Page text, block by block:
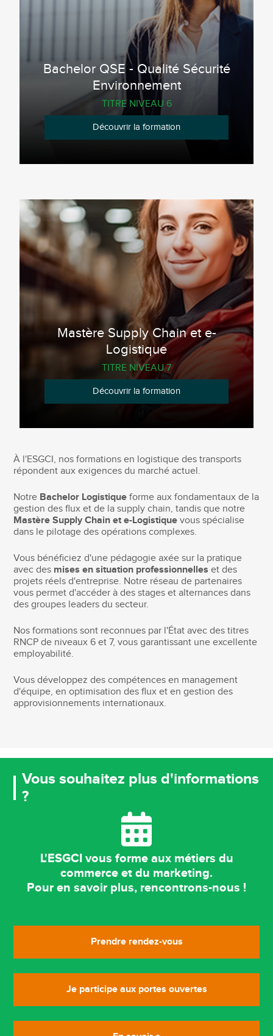
Bachelor QSE - Qualité Sécurité
Environnement
TITRE NIVEAU 6
Découvrir la formation
Mastère Supply Chain et e-
Logistique
TITRE NIVEAU 7
Découvrir la formation
À l'ESGCI, nos formations en logistique des transports
répondent aux exigences du marché actuel.
Notre Bachelor Logistique forme aux fondamentaux de la
gestion des flux et de la supply chain, tandis que notre
Mastère Supply Chain et e-Logistique vous spécialise
dans le pilotage des opérations complexes.
Vous bénéficiez d'une pédagogie axée sur la pratique
avec des mises en situation professionnelles et des
projets réels d'entreprise. Notre réseau de partenaires
vous permet d'accéder à des stages et alternances dans
des groupes leaders du secteur.
Nos formations sont reconnues par l'État avec des titres
RNCP de niveaux 6 et 7, vous garantissant une excellente
employabilité.
Vous développez des compétences en management
d'équipe, en optimisation des flux et en gestion des
approvisionnements internationaux.
Vous souhaitez plus d'informations
?
L'ESGCI vous forme aux métiers du
commerce et du marketing.
Pour en savoir plus, rencontrons-nous !
Prendre rendez-vous
Je participe aux portes ouvertes